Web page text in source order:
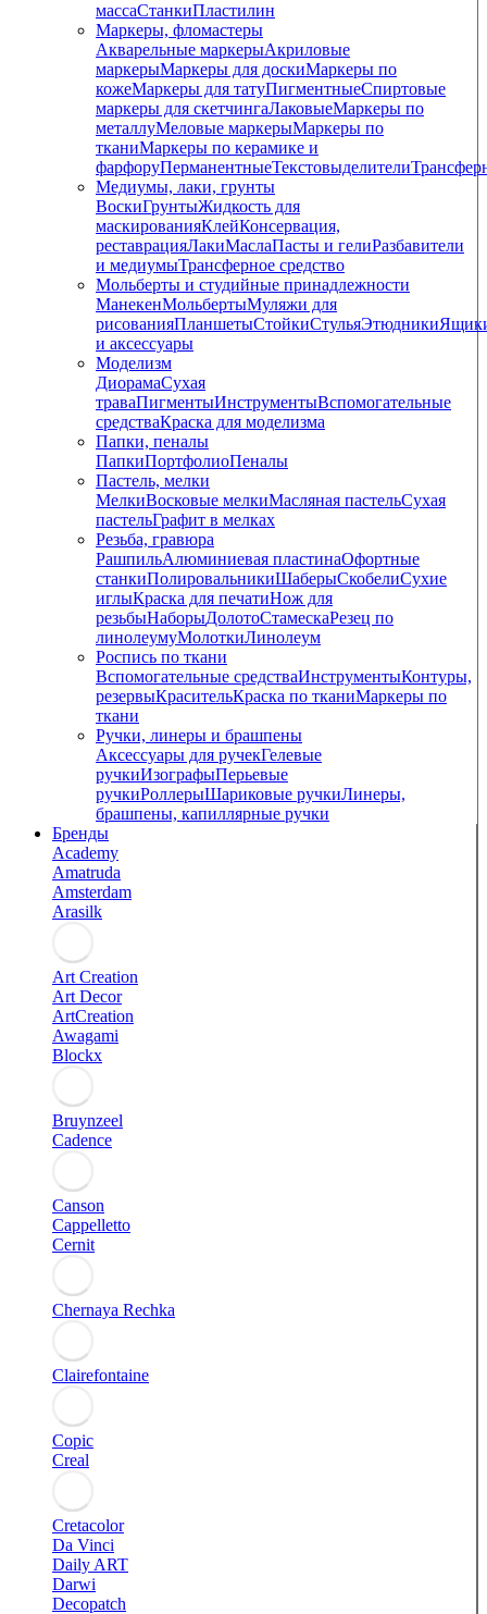
массаСтанкиПластилин
Маркеры, фломастеры
Акварельные маркерыАкриловые
маркерыМаркеры для доскиМаркеры по
кожеМаркеры для татуПигментныеCпиртовые
маркеры для скетчингаЛаковыеМаркеры по
металлуМеловые маркерыМаркеры по
тканиМаркеры по керамике и
фарфоруПерманентныеТекстовыделители
Медиумы, лаки, грунты
ВоскиГрунтыЖидкость для
маскированияКлейКонсервация,
реставрацияЛакиМаслаПасты и гелиРазбавители
и медиумыТрансферное средство
Мольберты и студийные принадлежности
МанекенМольбертыМуляжи для
рисованияПланшетыСтойкиСтульяЭтюдники
и аксессуары
Моделизм
ДиорамаСухая
траваПигментыИнструментыВспомогательные
средстваКраска для моделизма
Папки, пеналы
ПапкиПортфолиоПеналы
Пастель, мелки
МелкиВосковые мелкиМасляная пастельСухая
пастельГрафит в мелках
Резьба, гравюра
РашпильАлюминиевая пластинаОфортные
станкиПолировальникиШаберыСкобелиСухие
иглыКраска для печатиНож для
резьбыНаборыДолотоСтамескаРезец по
линолеумуМолоткиЛинолеум
Роспись по ткани
Вспомогательные средстваИнструментыКонтуры,
резервыКрасительКраска по тканиМаркеры по
ткани
Ручки, линеры и брашпены
Аксессуары для ручекГелевые
ручкиИзографыПерьевые
ручкиРоллерыШариковые ручкиЛинеры,
брашпены, капиллярные ручки
Бренды
Academy
Amatruda
Amsterdam
Arasilk
Art Creation
Art Decor
ArtCreation
Awagami
Blockx
Bruynzeel
Cadence
Canson
Cappelletto
Cernit
Chernaya Rechka
Clairefontaine
Copic
Creal
Cretacolor
Da Vinci
Daily ART
Darwi
Decopatch